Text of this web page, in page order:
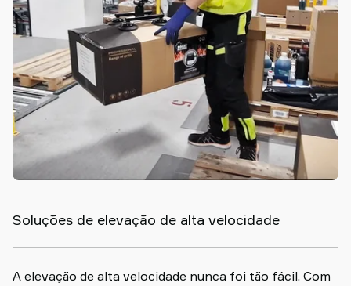
Soluções de elevação de alta velocidade
A elevação de alta velocidade nunca foi tão fácil. Com